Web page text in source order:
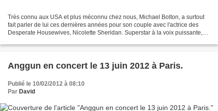
Très connu aux USA et plus méconnu chez nous, Michael Bolton, a surtout
fait parler de lui ces dernières années pour son couple avec l'actrice des
Desperate Housewives, Nicolette Sheridan. Superstar à la voix puissante,
Anggun en concert le 13 juin 2012 à Paris.
Publié le 10/02/2012 à 08:10
Par David